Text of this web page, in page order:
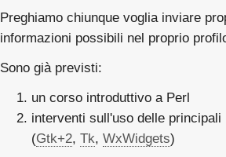
Preghiamo chiunque voglia inviare
informazioni possibili nel proprio
Sono già previsti:
un corso introduttivo a Perl
interventi sull'uso delle
(Gtk+2, Tk, WxWidgets)